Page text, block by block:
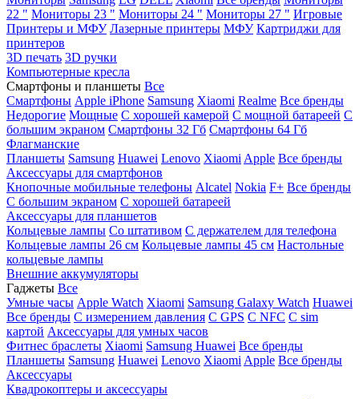
22 " Мониторы 23 " Мониторы 24 " Мониторы 27 " Игровые
Принтеры и МФУ Лазерные принтеры МФУ Картриджи для
принтеров
3D печать 3D ручки
Компьютерные кресла
Смартфоны и планшеты Все
Смартфоны Apple iPhone Samsung Xiaomi Realme Все бренды
Недорогие Мощные С хорошей камерой С мощной батареей С
большим экраном Смартфоны 32 Гб Смартфоны 64 Гб
Флагманские
Планшеты Samsung Huawei Lenovo Xiaomi Apple Все бренды
Аксессуары для смартфонов
Кнопочные мобильные телефоны Alcatel Nokia F+ Все бренды
С большим экраном С хорошей батареей
Аксессуары для планшетов
Кольцевые лампы Со штативом C держателем для телефона
Кольцевые лампы 26 см Кольцевые лампы 45 см Настольные
кольцевые лампы
Внешние аккумуляторы
Гаджеты Все
Умные часы Apple Watch Xiaomi Samsung Galaxy Watch Huawei
Все бренды C измерением давления C GPS C NFC C sim
картой Аксессуары для умных часов
Фитнес браслеты Xiaomi Samsung Huawei Все бренды
Планшеты Samsung Huawei Lenovo Xiaomi Apple Все бренды
Аксессуары
Квадрокоптеры и аксессуары